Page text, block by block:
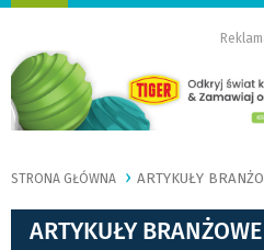
STRONA GŁÓWNA ARTYKUŁY
ARTYKUŁY BRANŻOWE